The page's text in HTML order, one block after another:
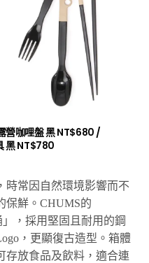
咖哩盤 黑 NT$680 /
黑 NT$780
時常因自然環境影響而不
保鮮。 CHUMS的
」，採用堅固且耐用的鋼
ogo ，更顯復古造型。箱體
存放食品及飲料，適合連